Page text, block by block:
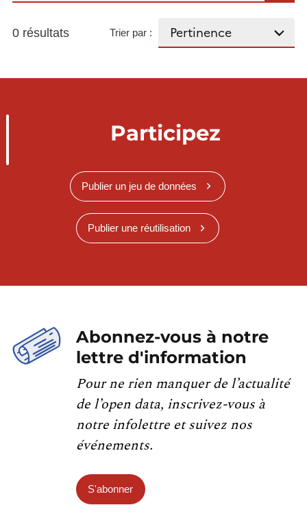
0 résultats Trier par :
Participez
Publier un jeu de données
Publier une réutilisation
Abonnez-vous à notre
lettre d'information
Pour ne rien manquer de l’actualité
de l’open data, inscrivez-vous à
notre infolettre et suivez nos
événements.
S'abonner